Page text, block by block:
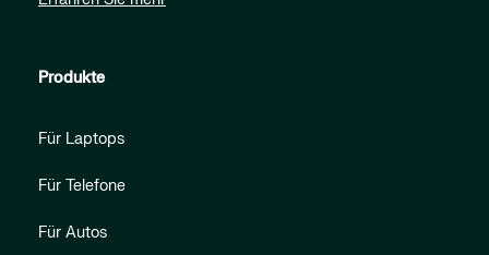
Produkte
Für Laptops
Für Telefone
Für Autos